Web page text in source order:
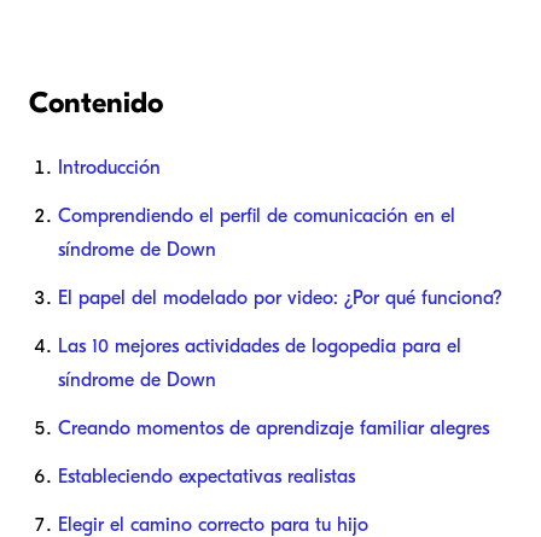
Contenido
Introducción
Comprendiendo el perfil de comunicación en el
síndrome de Down
El papel del modelado por video: ¿Por qué funciona?
Las 10 mejores actividades de logopedia para el
síndrome de Down
Creando momentos de aprendizaje familiar alegres
Estableciendo expectativas realistas
Elegir el camino correcto para tu hijo